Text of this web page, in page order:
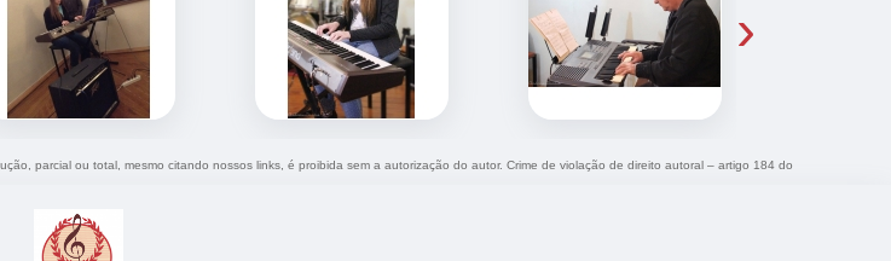
›
parcial ou total, mesmo citando nossos links, é proibida sem a autorização do autor. Crime de violação de direito autoral – artigo 184 do